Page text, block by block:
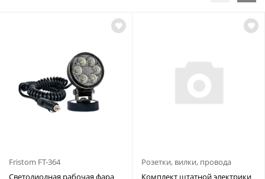
Fristom FT-364
Светодиодная рабочая фара
Розетки, вилки, провода
Комплект штатной электрики